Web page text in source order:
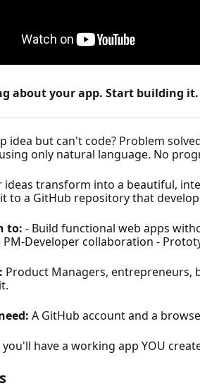
about your app. Start building it.
idea but can't code? Problem
only natural language. No
ideas transform into a beautiful,
to a GitHub repository that
to: - Build functional web apps
Developer collaboration -
Product Managers, entrepreneurs,
A GitHub account and a
you'll have a working app YOU